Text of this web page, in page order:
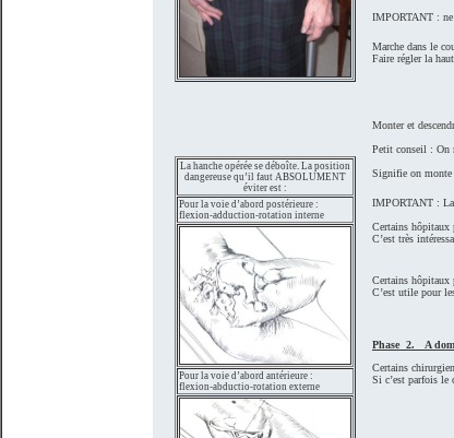
IMPORTANT : ne
Marche dans le
Faire régler la
La hanche opérée se déboîte. La position
dangereuse qu’il faut ABSOLUMENT
éviter est :
Pour la voie d’abord postérieure :
flexion-adduction-rotation interne
Pour la voie d’abord antérieure :
flexion-abductio-rotation externe
Monter et
Petit conseil : On
Signifie on monte
IMPORTANT :
Certains hôpitaux
C’est très
Certains hôpitaux
C’est utile pour
Phase 2. A
Certains
Si c’est parfois le